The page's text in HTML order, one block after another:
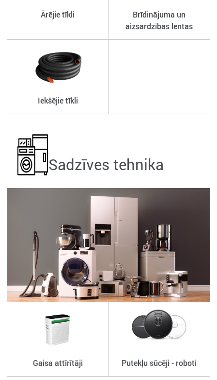
Ārējie tīkli
Brīdinājuma un
aizsardzības lentas
Iekšējie tīkli
Sadzīves tehnika
Gaisa attīrītāji Putekļu sūcēji - roboti